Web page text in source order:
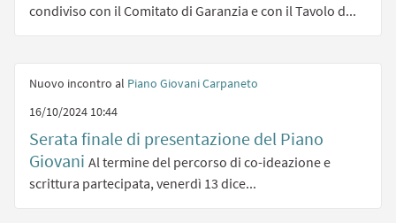
condiviso con il Comitato di Garanzia e con il Tavolo d...
Nuovo incontro al Piano Giovani Carpaneto
16/10/2024 10:44
Serata finale di presentazione del Piano
Giovani Al termine del percorso di co-ideazione e
scrittura partecipata, venerdì 13 dice...